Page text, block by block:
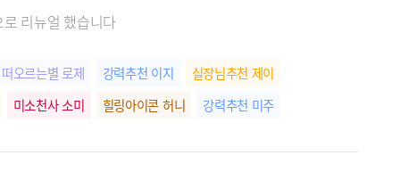
리뉴얼 했습니다
떠오르는별 로제 강력추천 이지
실장님추천 제이
미소천사 소미 힐링아이콘 허니
강력추천 미주